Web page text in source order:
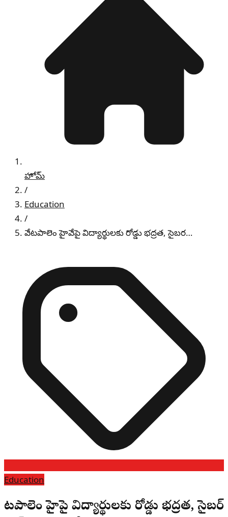
హోమ్
/
Education
/
వేటపాలెం హైవేపై విద్యార్థులకు రోడ్డు భద్రత, సైబర…
Education
వేటపాలెం హైవేపై విద్యార్థులకు రోడ్డు భద్రత, సైబర్